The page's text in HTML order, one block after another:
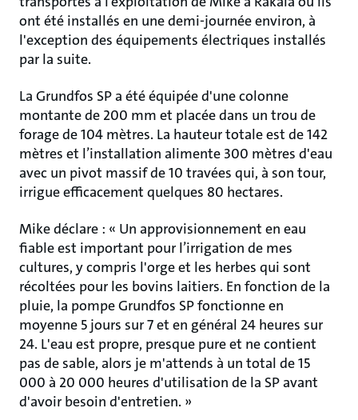
ont été installés en une demi-journée environ, à
l'exception des équipements électriques installés
par la suite.
La Grundfos SP a été équipée d'une colonne
montante de 200 mm et placée dans un trou de
forage de 104 mètres. La hauteur totale est de 142
mètres et l’installation alimente 300 mètres d'eau
avec un pivot massif de 10 travées qui, à son tour,
irrigue efficacement quelques 80 hectares.
Mike déclare : « Un approvisionnement en eau
fiable est important pour l’irrigation de mes
cultures, y compris l'orge et les herbes qui sont
récoltées pour les bovins laitiers. En fonction de la
pluie, la pompe Grundfos SP fonctionne en
moyenne 5 jours sur 7 et en général 24 heures sur
24. L'eau est propre, presque pure et ne contient
pas de sable, alors je m'attends à un total de 15
000 à 20 000 heures d'utilisation de la SP avant
d'avoir besoin d'entretien. »